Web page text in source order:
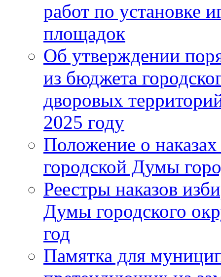
работ по установке
площадок
Об утверждении
из бюджета
дворовых
2025 году
Положение о
городской Думы
Реестры наказов
Думы городского
год
Памятка для